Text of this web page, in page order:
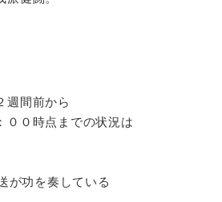
週間前から
００時点までの状況は
が功を奏している